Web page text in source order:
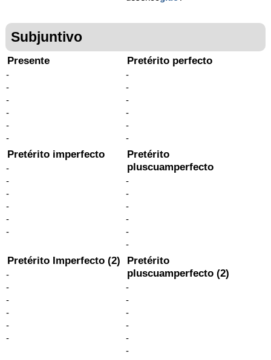
Subjuntivo
Presente
-
-
-
-
-
-
Pretérito perfecto
-
-
-
-
-
-
Pretérito imperfecto
-
-
-
-
-
-
Pretérito
pluscuamperfecto
-
-
-
-
-
-
Pretérito Imperfecto (2)
-
-
-
-
-
-
Pretérito
pluscuamperfecto (2)
-
-
-
-
-
-